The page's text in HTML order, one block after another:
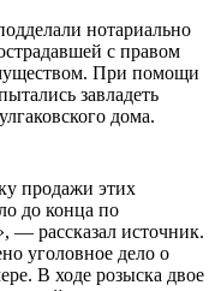
нотариально
с правом
При помощи
завладеть
дома.
продажи этих
до конца по
— рассказал источник.
уголовное дело о
В ходе розыска двое